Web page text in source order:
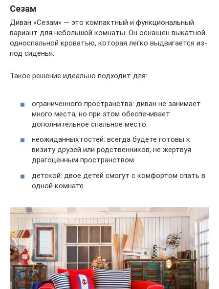
Сезам
Диван «Сезам» — это компактный и функциональный
вариант для небольшой комнаты. Он оснащен выкатной
односпальной кроватью, которая легко выдвигается из-
под сиденья.
Такое решение идеально подходит для:
ограниченного пространства: диван не занимает
много места, но при этом обеспечивает
дополнительное спальное место.
неожиданных гостей: всегда будете готовы к
визиту друзей или родственников, не жертвуя
драгоценным пространством.
детской: двое детей смогут с комфортом спать в
одной комнате.